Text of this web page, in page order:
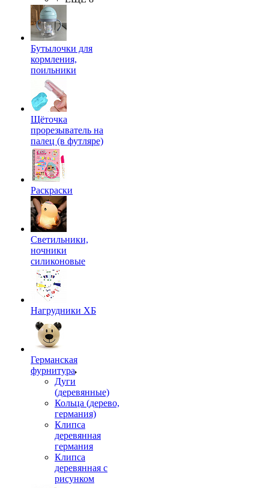
Бутылочки для
кормления,
поильники
Щёточка
прорезыватель на
палец (в футляре)
Раскраски
Светильники,
ночники
силиконовые
Нагрудники ХБ
Германская
фурнитура
Дуги
(деревянные)
Кольца (дерево,
германия)
Клипса
деревянная
германия
Клипса
деревянная с
рисунком